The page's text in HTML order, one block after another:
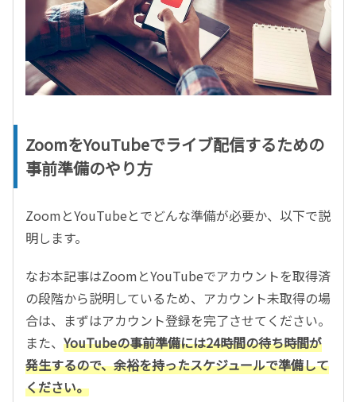
ZoomをYouTubeでライブ配信するための
事前準備のやり方
ZoomとYouTubeとでどんな準備が必要か、以下で説
明します。
なお本記事はZoomとYouTubeでアカウントを取得済
の段階から説明しているため、アカウント未取得の場
合は、まずはアカウント登録を完了させてください。
また、 YouTubeの事前準備には24時間の待ち時間が
発生するので、余裕を持ったスケジュールで準備して
ください。